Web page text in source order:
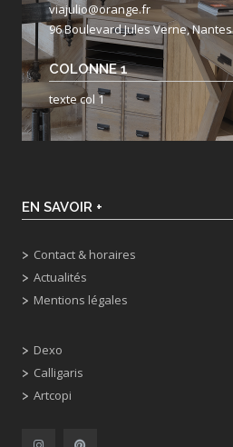
viajulio@orange.fr
96 Boulevard Jules Verne, Nantes
COLONNE 1
texte col 1
EN SAVOIR +
Contact & horaires
Actualités
Mentions légales
Dexo
Calligaris
Artcopi